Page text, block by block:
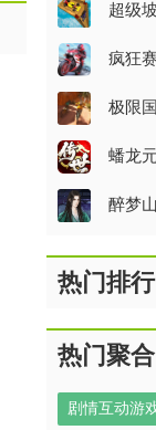
超级
疯狂
极限
蟠龙
醉梦
热门排行
热门聚合
剧情互动游